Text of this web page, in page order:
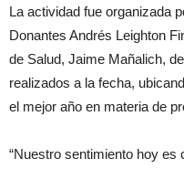
La actividad fue organizada
Donantes Andrés Leighton
de Salud, Jaime Mañalich,
realizados a la fecha,
el mejor año en materia de
“Nuestro sentimiento hoy es